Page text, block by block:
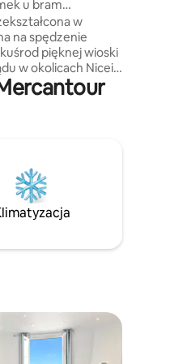
u bram
w
na spędzenie
pięknej wioski
w okolicach Nicei,
korzystać z
powietrza w
średniowiecznego
do niego prowadzi
dla pieszych z
kategorii Wybór gości